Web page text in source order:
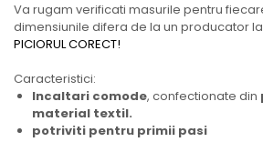
Va rugam verificati masurile pentru
dimensiunile difera de la un producator
PICIORUL CORECT!
Caracteristici:
Incaltari comode, confectionate din
material textil.
potriviti pentru primii pasi